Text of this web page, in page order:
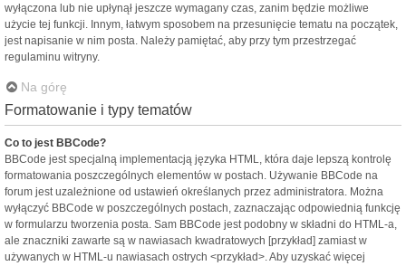
wyłączona lub nie upłynął jeszcze wymagany czas, zanim będzie możliwe
użycie tej funkcji. Innym, łatwym sposobem na przesunięcie tematu na początek,
jest napisanie w nim posta. Należy pamiętać, aby przy tym przestrzegać
regulaminu witryny.
Na górę
Formatowanie i typy tematów
Co to jest BBCode?
BBCode jest specjalną implementacją języka HTML, która daje lepszą kontrolę
formatowania poszczególnych elementów w postach. Używanie BBCode na
forum jest uzależnione od ustawień określanych przez administratora. Można
wyłączyć BBCode w poszczególnych postach, zaznaczając odpowiednią funkcję
w formularzu tworzenia posta. Sam BBCode jest podobny w składni do HTML-a,
ale znaczniki zawarte są w nawiasach kwadratowych [przykład] zamiast w
używanych w HTML-u nawiasach ostrych <przykład>. Aby uzyskać więcej